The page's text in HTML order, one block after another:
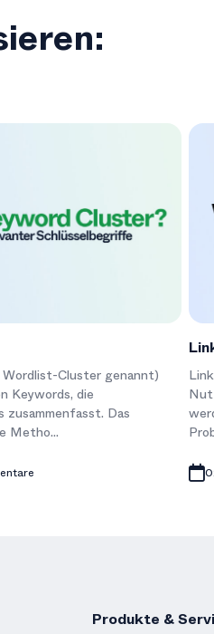
Cluster genannt)
Keywords, die
zusammenfasst. Das
Metho...
Produkte &